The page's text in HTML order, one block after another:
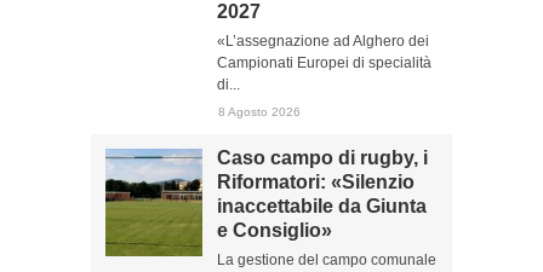
2027
«L’assegnazione ad Alghero dei
Campionati Europei di specialità
di...
8 Agosto 2026
Caso campo di rugby, i
Riformatori: «Silenzio
inaccettabile da Giunta
e Consiglio»
La gestione del campo comunale